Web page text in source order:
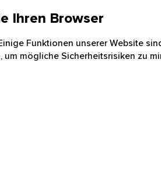
Ihren Browser
Funktionen unserer Website
um mögliche Sicherheitsrisiken zu